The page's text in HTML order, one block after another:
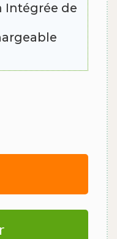
Intégrée de
: 39€.
est : 35€.